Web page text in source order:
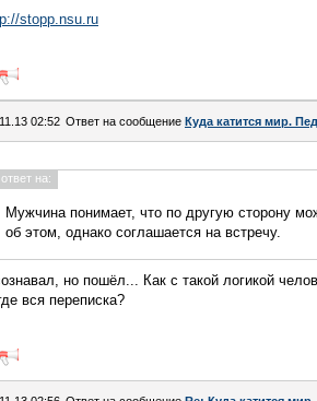
stopp.nsu.ru
02:52 Ответ на сообщение Куда катится мир.
на:
Мужчина понимает, что по другую сторону
об этом, однако соглашается на встречу.
но пошёл... Как с такой логикой
вся переписка?